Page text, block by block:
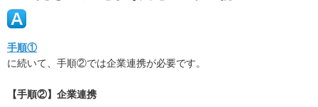
手順①
に続いて、手順②では企業連携が必要です。
【手順②】企業連携